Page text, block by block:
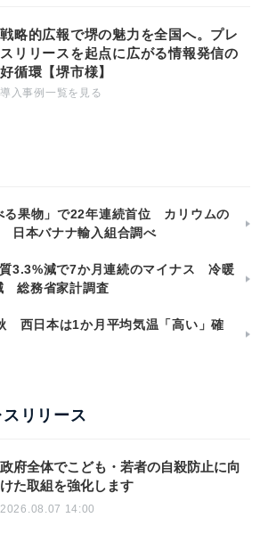
戦略的広報で堺の魅力を全国へ。プレ
スリリースを起点に広がる情報発信の
好循環【堺市様】
導入事例一覧を見る
る果物」で22年連続首位 カリウムの
日本バナナ輸入組合調べ
3.3%減で7か月連続のマイナス 冷暖
総務省家計調査
西日本は1か月平均気温「高い」確
リリース
政府全体でこども・若者の自殺防止に向
けた取組を強化します
2026.08.07 14:00